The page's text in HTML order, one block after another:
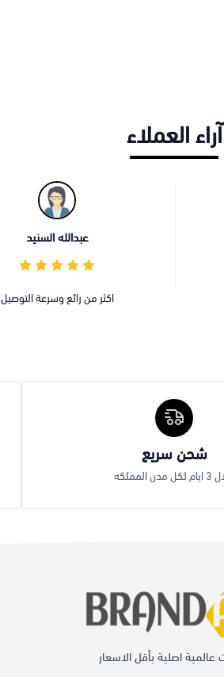
آراء العملاء
عبدالله السنيد
اكثر من رائع وسرعة التوصيل
شحن سريع
المملكه
عالمية اصلية بأقل الاسعار